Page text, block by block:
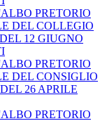
PRETORIO
DEL COLLEGIO
12 GIUGNO
PRETORIO
DEL CONSIGLIO
26 APRILE
PRETORIO